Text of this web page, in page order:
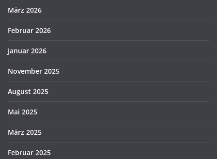
März 2026
Februar 2026
Januar 2026
November 2025
August 2025
Mai 2025
März 2025
Februar 2025